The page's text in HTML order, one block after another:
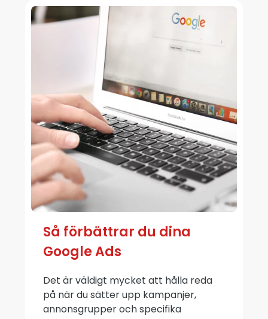
Så förbättrar du dina
Google Ads
Det är väldigt mycket att hålla reda
på när du sätter upp kampanjer,
annonsgrupper och specifika